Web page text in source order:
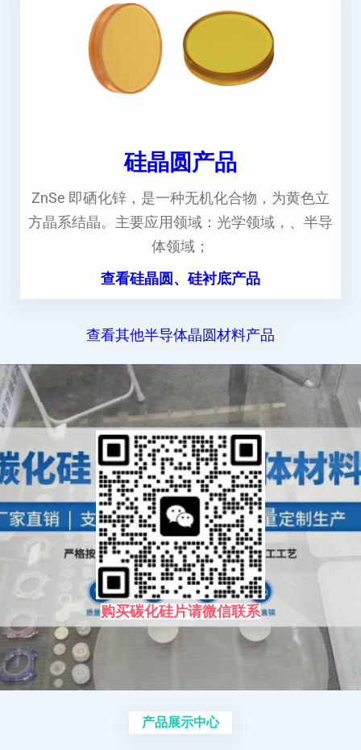
硅晶圆产品
ZnSe 即硒化锌，是一种无机化合物，为黄色立
方晶系结晶。主要应用领域：光学领域，、半导
体领域；
查看硅晶圆、硅衬底产品
查看其他半导体晶圆材料产品
购买碳化硅片请微信联系
产品展示中心